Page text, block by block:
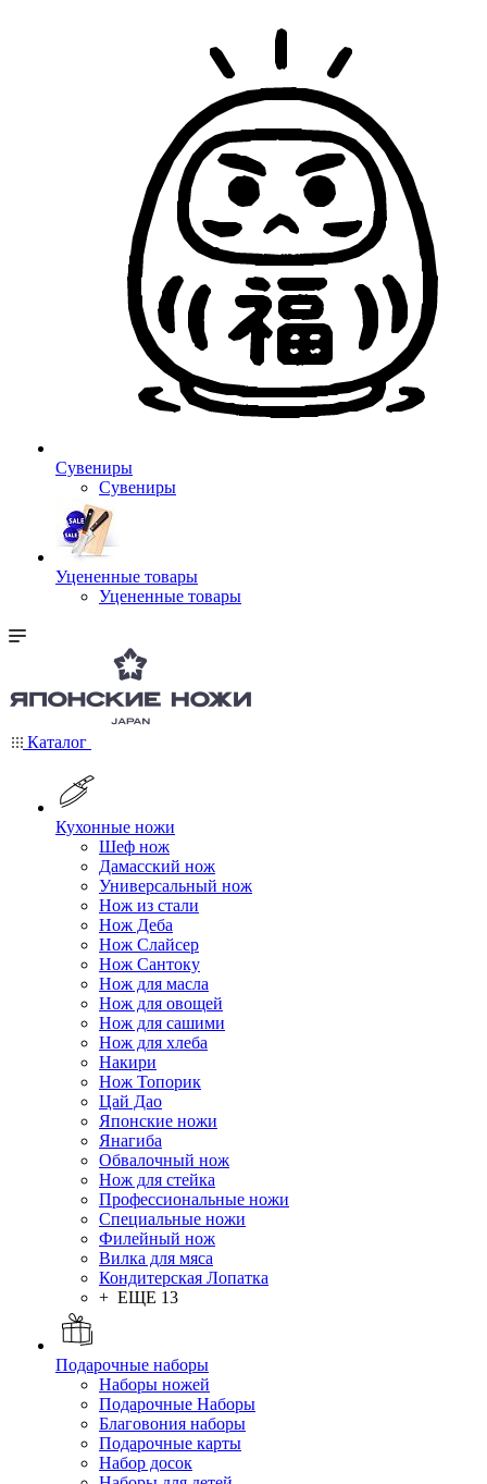
Сувениры
Сувениры
Уцененные товары
Уцененные товары
Каталог
Кухонные ножи
Шеф нож
Дамасский нож
Универсальный нож
Нож из стали
Нож Деба
Нож Слайсер
Нож Сантоку
Нож для масла
Нож для овощей
Нож для сашими
Нож для хлеба
Накири
Нож Топорик
Цай Дао
Японские ножи
Янагиба
Обвалочный нож
Нож для стейка
Профессиональные ножи
Специальные ножи
Филейный нож
Вилка для мяса
Кондитерская Лопатка
+ ЕЩЕ 13
Подарочные наборы
Наборы ножей
Подарочные Наборы
Благовония наборы
Подарочные карты
Набор досок